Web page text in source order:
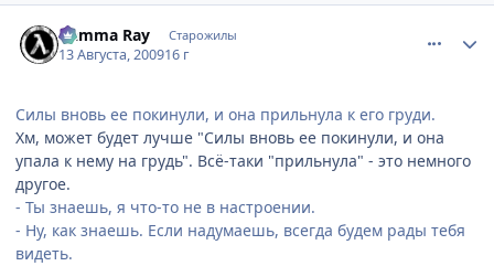
Gamma Ray Старожилы
13 Августа, 200916 г
Силы вновь ее покинули, и она прильнула к его груди.
Хм, может будет лучше "Силы вновь ее покинули, и она
упала к нему на грудь". Всё-таки "прильнула" - это немного
другое.
- Ты знаешь, я что-то не в настроении.
- Ну, как знаешь. Если надумаешь, всегда будем рады тебя
видеть.